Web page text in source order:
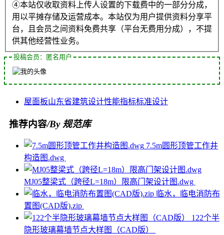
④本站仅收取资料上传人设置的下载费中的一部分分成，
用以平摊存储及运营成本。本站仅为用户提供资料分享平
台，且会员之间资料免费共享（平台无费用分成），不提
供其他经营性业务。
投稿会员：匿名用户
屋面板山东省建筑设计性能指标标准设计
推荐内容/By 规范库
7.5m圆形顶管工作井
构造图.dwg
MJ05整梁式（跨径L=18m）限高门架设计图.dwg
临水，临电消防布
置图(CAD版).zip
122个半
隐形玻璃幕墙节点大样图（CAD版）